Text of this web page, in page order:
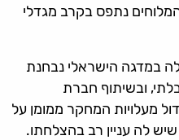
נתפס בקרב מגדלי
במדגה הישראלי נבחנת
ובשיתוף חברת
מעלויות המחקר ממומן על
לה עניין רב בהצלחתו.